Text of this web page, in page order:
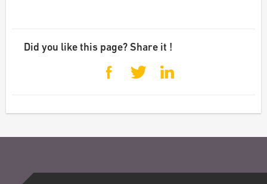
Did you like this page? Share it !